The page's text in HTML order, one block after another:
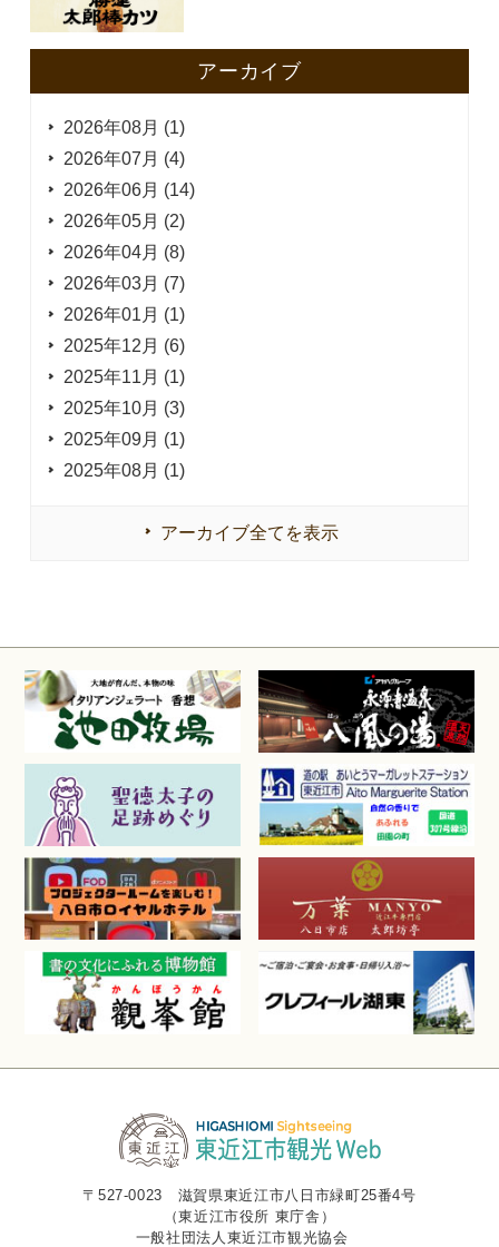
アーカイブ
2026年08月 (1)
2026年07月 (4)
2026年06月 (14)
2026年05月 (2)
2026年04月 (8)
2026年03月 (7)
2026年01月 (1)
2025年12月 (6)
2025年11月 (1)
2025年10月 (3)
2025年09月 (1)
2025年08月 (1)
アーカイブ全てを表示
〒527-0023 滋賀県東近江市八日市緑町25番4号
（東近江市役所 東庁舎）
一般社団法人東近江市観光協会